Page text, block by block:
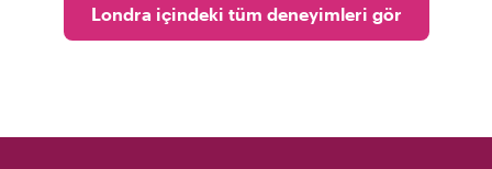
Londra içindeki tüm deneyimleri gör